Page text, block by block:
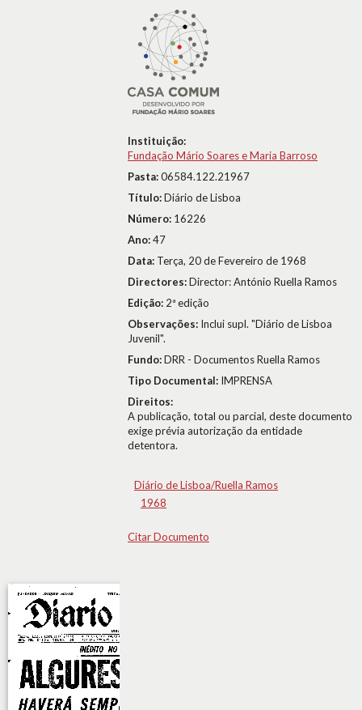
Instituição:
Fundação Mário Soares e Maria Barroso
Pasta:06584.122.21967
Título:Diário de Lisboa
Número: 16226
Ano:47
Data: Terça, 20 de Fevereiro de 1968
Directores:Director: António Ruella Ramos
Edição: 2ª edição
Observações: Inclui supl. "Diário de Lisboa
Juvenil".
Fundo:DRR - Documentos Ruella Ramos
Tipo Documental: IMPRENSA
Direitos:
A publicação, total ou parcial, deste documento
exige prévia autorização da entidade
detentora.
Diário de Lisboa/Ruella Ramos
1968
Citar Documento